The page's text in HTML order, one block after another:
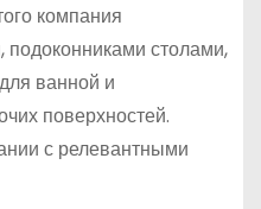
компания
подоконниками столами,
ванной и
поверхностей.
с релевантными